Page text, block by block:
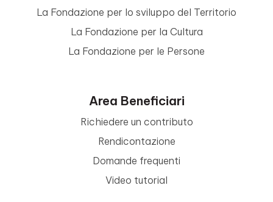
La Fondazione per lo sviluppo del Territorio
La Fondazione per la Cultura
La Fondazione per le Persone
Area Beneficiari
Richiedere un contributo
Rendicontazione
Domande frequenti
Video tutorial